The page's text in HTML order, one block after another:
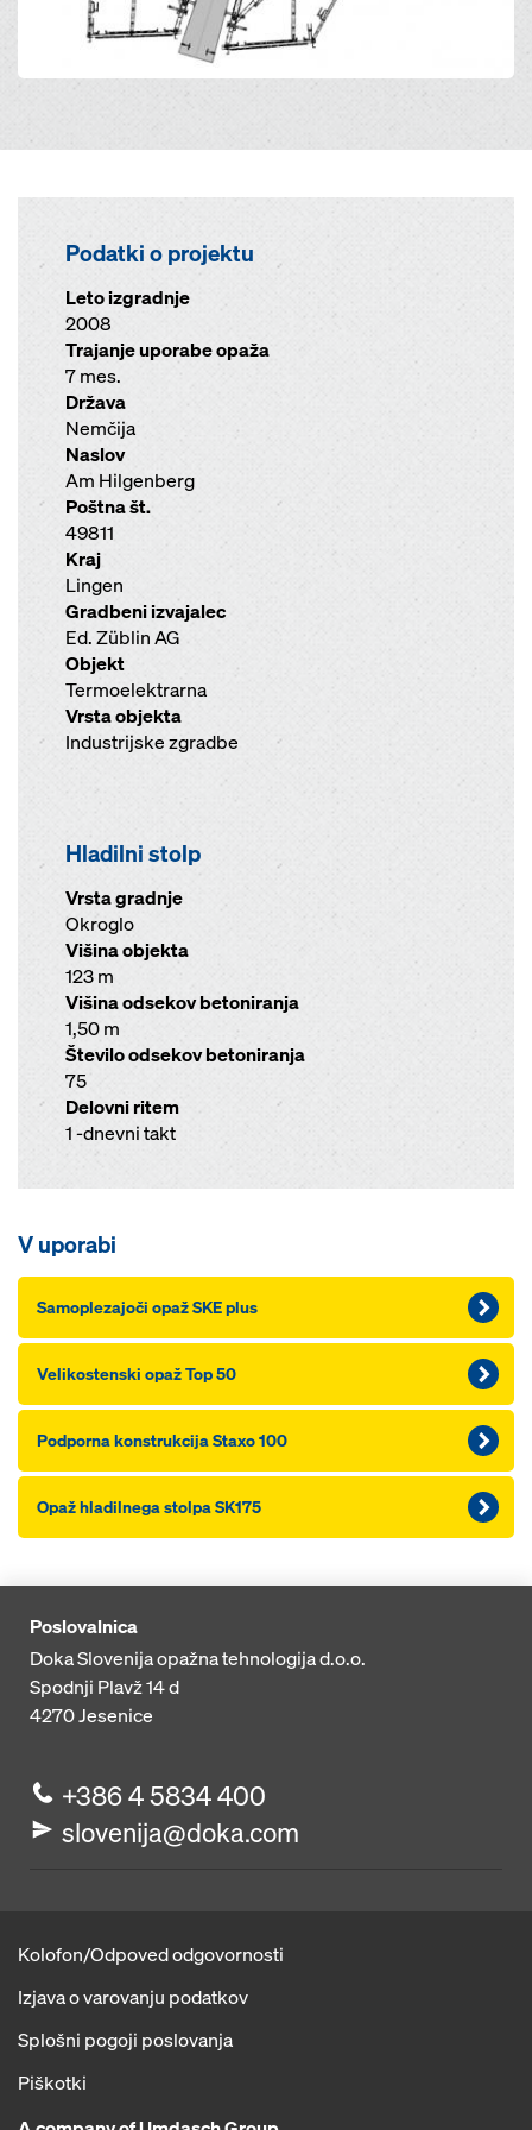
Podatki o projektu
Leto izgradnje
2008
Trajanje uporabe opaža
7 mes.
Država
Nemčija
Naslov
Am Hilgenberg
Poštna št.
49811
Kraj
Lingen
Gradbeni izvajalec
Ed. Züblin AG
Objekt
Termoelektrarna
Vrsta objekta
Industrijske zgradbe
Hladilni stolp
Vrsta gradnje
Okroglo
Višina objekta
123 m
Višina odsekov betoniranja
1,50 m
Število odsekov betoniranja
75
Delovni ritem
1 -dnevni takt
V uporabi
Samoplezajoči opaž SKE plus
Velikostenski opaž Top 50
Podporna konstrukcija Staxo 100
Opaž hladilnega stolpa SK175
Poslovalnica
Doka Slovenija opažna tehnologija d.o.o.
Spodnji Plavž 14 d
4270Jesenice
+386 4 5834 400
slovenija@doka.com
Kolofon/Odpoved odgovornosti
Izjava o varovanju podatkov
Splošni pogoji poslovanja
Piškotki